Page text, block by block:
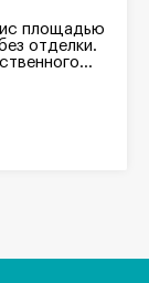
площадью
отделки.